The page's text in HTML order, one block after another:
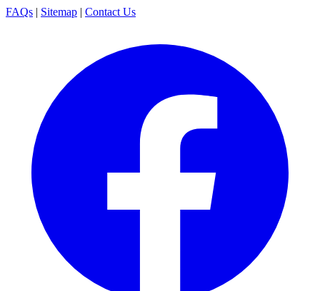
FAQs | Sitemap | Contact Us